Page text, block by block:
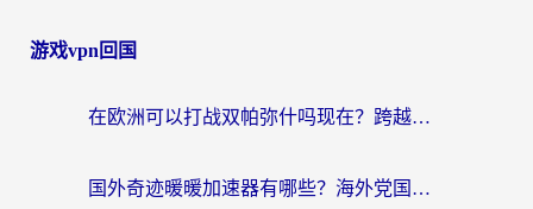
游戏vpn回国
在欧洲可以打战双帕弥什吗现在？跨越延迟墙的实战指南
国外奇迹暖暖加速器有哪些？海外党国服游戏畅玩终极指南（附亲测推荐）